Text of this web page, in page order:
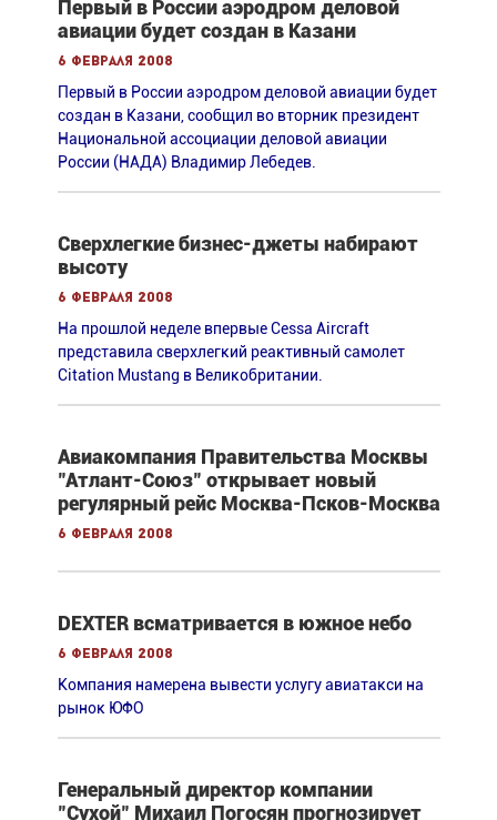
Первый в России аэродром деловой
авиации будет создан в Казани
6 февраля 2008
Первый в России аэродром деловой авиации будет
создан в Казани, сообщил во вторник президент
Национальной ассоциации деловой авиации
России (НАДА) Владимир Лебедев.
Сверхлегкие бизнес-джеты набирают
высоту
6 февраля 2008
На прошлой неделе впервые Cessa Aircraft
представила сверхлегкий реактивный самолет
Citation Mustang в Великобритании.
Авиакомпания Правительства Москвы
"Атлант-Союз" открывает новый
регулярный рейс Москва-Псков-Москва
6 февраля 2008
DEXTER всматривается в южное небо
6 февраля 2008
Компания намерена вывести услугу авиатакси на
рынок ЮФО
Генеральный директор компании
"Сухой" Михаил Погосян прогнозирует